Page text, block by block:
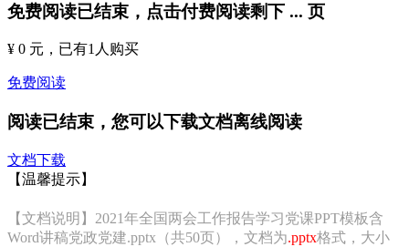
免费阅读已结束，点击付费阅读剩下 ... 页
¥ 0 元 ，已有1 人购买
免费阅读
阅读已结束，您可以下载文档离线阅读
文档下载
【温馨提示】
【文档说明】2021年全国两会工作报告学习党课PPT模板含
Word讲稿党政党建.pptx（共50页），文档为.pptx格式，大小